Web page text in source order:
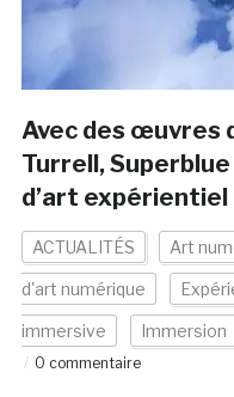
Avec des œuvres
Turrell,
d’art expérientiel
ACTUALITÉS Art
d'art numérique
immersive Immersion
0 commentaire